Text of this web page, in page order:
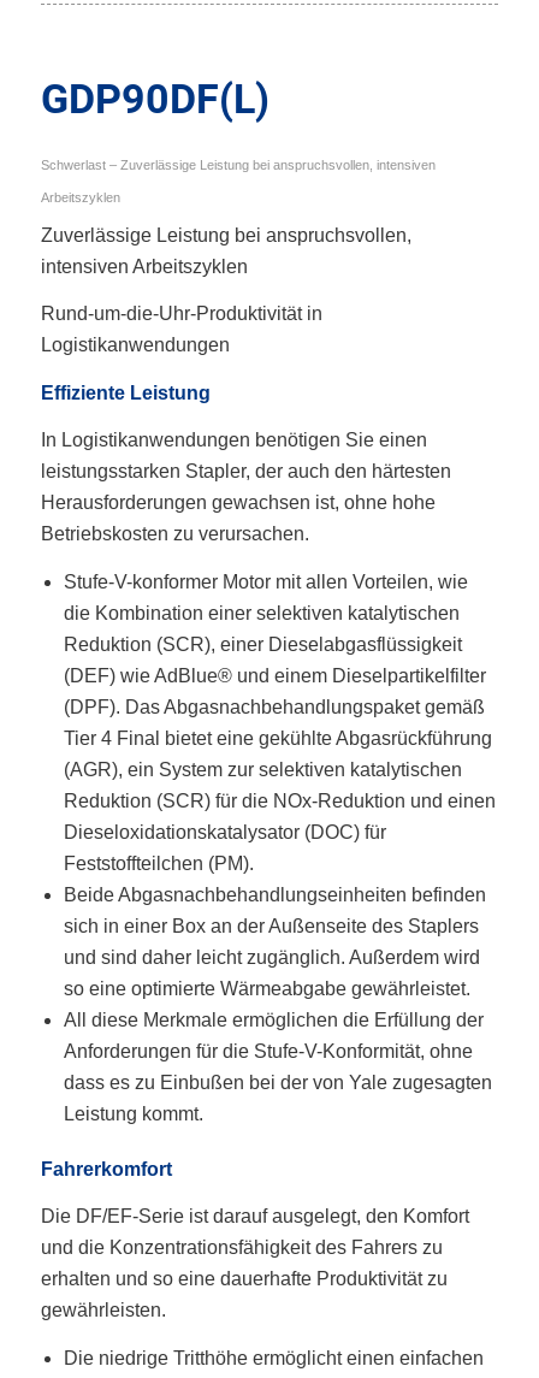
GDP90DF(L)
Schwerlast – Zuverlässige Leistung bei anspruchsvollen, intensiven
Arbeitszyklen
Zuverlässige Leistung bei anspruchsvollen,
intensiven Arbeitszyklen
Rund-um-die-Uhr-Produktivität in
Logistikanwendungen
Effiziente Leistung
In Logistikanwendungen benötigen Sie einen
leistungsstarken Stapler, der auch den härtesten
Herausforderungen gewachsen ist, ohne hohe
Betriebskosten zu verursachen.
Stufe-V-konformer Motor mit allen Vorteilen, wie
die Kombination einer selektiven katalytischen
Reduktion (SCR), einer Dieselabgasflüssigkeit
(DEF) wie AdBlue® und einem Dieselpartikelfilter
(DPF). Das Abgasnachbehandlungspaket gemäß
Tier 4 Final bietet eine gekühlte Abgasrückführung
(AGR), ein System zur selektiven katalytischen
Reduktion (SCR) für die NOx-Reduktion und einen
Dieseloxidationskatalysator (DOC) für
Feststoffteilchen (PM).
Beide Abgasnachbehandlungseinheiten befinden
sich in einer Box an der Außenseite des Staplers
und sind daher leicht zugänglich. Außerdem wird
so eine optimierte Wärmeabgabe gewährleistet.
All diese Merkmale ermöglichen die Erfüllung der
Anforderungen für die Stufe-V-Konformität, ohne
dass es zu Einbußen bei der von Yale zugesagten
Leistung kommt.
Fahrerkomfort
Die DF/EF-Serie ist darauf ausgelegt, den Komfort
und die Konzentrationsfähigkeit des Fahrers zu
erhalten und so eine dauerhafte Produktivität zu
gewährleisten.
Die niedrige Tritthöhe ermöglicht einen einfachen